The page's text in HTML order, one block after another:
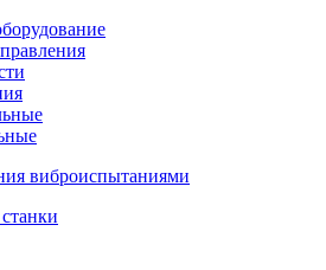
виброиспытаниями